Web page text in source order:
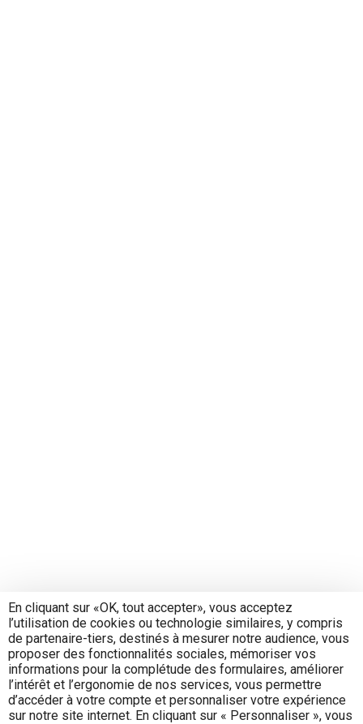
En cliquant sur «OK, tout accepter», vous acceptez
l’utilisation de cookies ou technologie similaires, y compris
de partenaire-tiers, destinés à mesurer notre audience, vous
proposer des fonctionnalités sociales, mémoriser vos
informations pour la complétude des formulaires, améliorer
l’intérêt et l’ergonomie de nos services, vous permettre
d’accéder à votre compte et personnaliser votre expérience
sur notre site internet. En cliquant sur « Personnaliser », vous